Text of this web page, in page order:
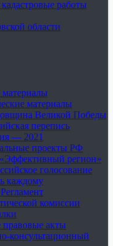
работы
области
материалы
материалы
Великой Победы
перепись
— 2021
проекты РФ
регион»
голосование
каждому
комиссии
акты
консультационный